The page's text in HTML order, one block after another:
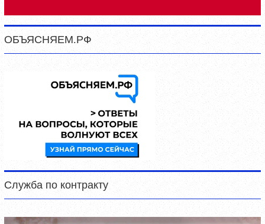
ОБЪЯСНЯЕМ.РФ
Служба по контракту